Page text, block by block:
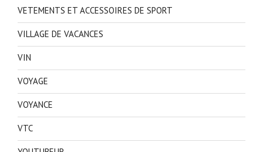
VETEMENTS ET ACCESSOIRES DE SPORT
VILLAGE DE VACANCES
VIN
VOYAGE
VOYANCE
VTC